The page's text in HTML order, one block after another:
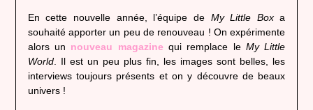
En cette nouvelle année, l’équipe de My Little Boxa
souhaité apporter un peu de renouveau ! On expérimente
alors un nouveau magazine qui remplace leMy Little
World. Il est un peu plus fin, les images sont belles, les
interviews toujours présents et on y découvre de beaux
univers !